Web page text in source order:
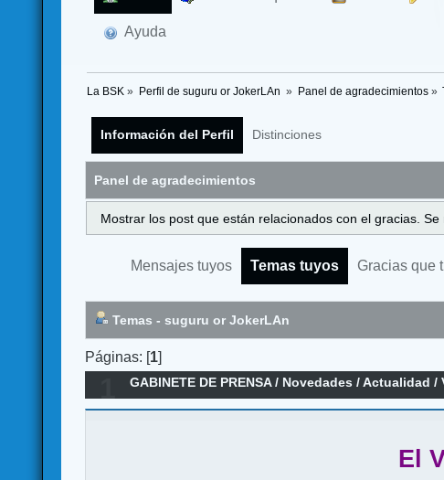
Ayuda
La BSK » Perfil de suguru or JokerLAn » Panel de agradecimientos»
Información del Perfil Distinciones
Panel de agradecimientos
Mostrar los post que están relacionados con el gracias.
Mensajes tuyos Temas tuyos Gracias que
Temas - suguru or JokerLAn
Páginas: [1]
GABINETE DE PRENSA/ Novedades / Actualidad /
El